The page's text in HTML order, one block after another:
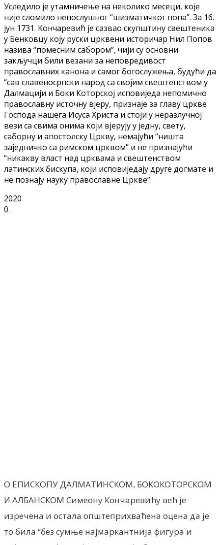
Уследило је утамничење на неколико месеци, које
није сломило непослушног “шизматичког попа”. За 16.
јун 1731. Кончаревић је сазвао скупштину свештеника
у Бенковцу коју руски црквени историчар Нил Попов
назива “помесним сабором”, чији су основни
закључци били везани за неповредивост
православних канона и самог богослужења, будући да
“сав славеносрпски народ са својим свештенством у
Далмацији и Боки Которској исповиједа непомично
православну источну вјеру, признаје за главу цркве
Господа нашега Исуса Христа и стоји у неразлучној
вези са свима онима који вјерују у једну, свету,
саборну и апостолску Цркву, немајући “ништа
заједничко са римском црквом” и не признајући
“никакву власт над црквама и свештенством
латинских бискупа, који исповиједају друге догмате и
не познају науку православне Цркве”.
2020
0
О ЕПИСКОПУ ДАЛМАТИНСКОМ, БОКОКОТОРСКОМ
И АЛБАНСКОМ Симеону Кончаревићу већ је
изречена и остала општеприхваћена оцена да је
то била “без сумње најмаркантнија фигура и